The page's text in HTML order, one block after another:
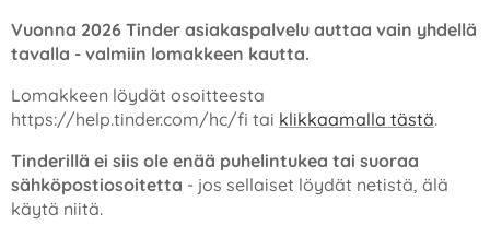
Vuonna 2026 Tinder asiakaspalvelu auttaa vain yhdellä
tavalla - valmiin lomakkeen kautta.
Lomakkeen löydät osoitteesta
https://help.tinder.com/hc/fi tai klikkaamalla tästä.
Tinderillä ei siis ole enää puhelintukea tai suoraa
sähköpostiosoitetta - jos sellaiset löydät netistä, älä
käytä niitä.